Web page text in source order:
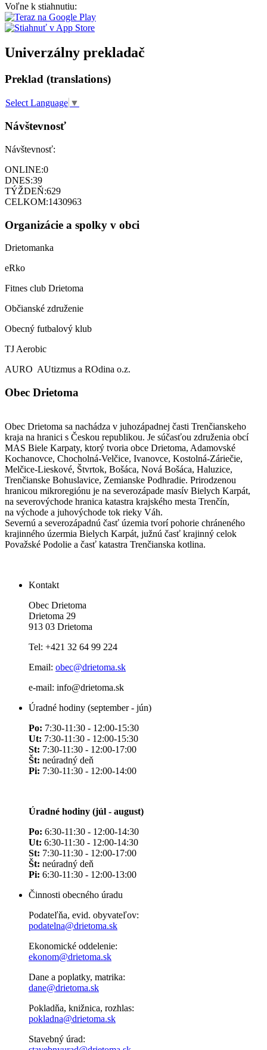
Voľne k stiahnutiu:
Univerzálny prekladač
Preklad (translations)
Select Language ▼
Návštevnosť
Návštevnosť:
ONLINE:0
DNES:39
TÝŽDEŇ:629
CELKOM:1430963
Organizácie a spolky v obci
Drietomanka
eRko
Fitnes club Drietoma
Občianské združenie
Obecný futbalový klub
TJ Aerobic
AURO AUtizmus a ROdina o.z.
Obec Drietoma
Obec Drietoma sa nachádza v juhozápadnej časti Trenčianskeho
kraja na hranici s Českou republikou. Je súčasťou združenia obcí
MAS Biele Karpaty, ktorý tvoria obce Drietoma, Adamovské
Kochanovce, Chocholná-Velčice, Ivanovce, Kostolná-Záriečie,
Melčice-Lieskové, Štvrtok, Bošáca, Nová Bošáca, Haluzice,
Trenčianske Bohuslavice, Zemianske Podhradie. Prirodzenou
hranicou mikroregiónu je na severozápade masív Bielych Karpát,
na severovýchode hranica katastra krajského mesta Trenčín,
na východe a juhovýchode tok rieky Váh.
Severnú a severozápadnú časť územia tvorí pohorie chráneného
krajinného úzermia Bielych Karpát, južnú časť krajinný celok
Považské Podolie a časť katastra Trenčianska kotlina.
Kontakt
Obec Drietoma
Drietoma 29
913 03 Drietoma
Tel: +421 32 64 99 224
Email: obec@drietoma.sk
e-mail: info@drietoma.sk
Úradné hodiny (september - jún)
Po: 7:30-11:30 - 12:00-15:30
Ut: 7:30-11:30 - 12:00-15:30
St: 7:30-11:30 - 12:00-17:00
Št: neúradný deň
Pi: 7:30-11:30 - 12:00-14:00
Úradné hodiny (júl - august)
Po: 6:30-11:30 - 12:00-14:30
Ut: 6:30-11:30 - 12:00-14:30
St: 7:30-11:30 - 12:00-17:00
Št: neúradný deň
Pi: 6:30-11:30 - 12:00-13:00
Činnosti obecného úradu
Podateľňa, evid. obyvateľov:
podatelna@drietoma.sk
Ekonomické oddelenie:
ekonom@drietoma.sk
Dane a poplatky, matrika:
dane@drietoma.sk
Pokladňa, knižnica, rozhlas:
pokladna@drietoma.sk
Stavebný úrad: